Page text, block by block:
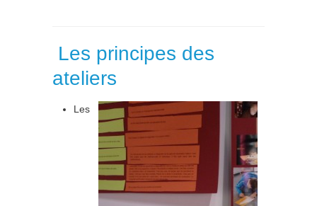
Les principes des
ateliers
Les